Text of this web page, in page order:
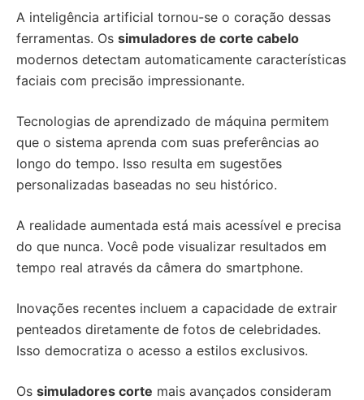
A inteligência artificial tornou-se o coração dessas
ferramentas. Os simuladores de corte cabelo
modernos detectam automaticamente características
faciais com precisão impressionante.
Tecnologias de aprendizado de máquina permitem
que o sistema aprenda com suas preferências ao
longo do tempo. Isso resulta em sugestões
personalizadas baseadas no seu histórico.
A realidade aumentada está mais acessível e precisa
do que nunca. Você pode visualizar resultados em
tempo real através da câmera do smartphone.
Inovações recentes incluem a capacidade de extrair
penteados diretamente de fotos de celebridades.
Isso democratiza o acesso a estilos exclusivos.
Os simuladores corte mais avançados consideram